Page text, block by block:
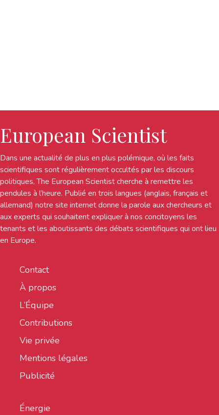
European Scientist
Dans une actualité de plus en plus polémique, où les faits
scientifiques sont régulièrement occultés par les discours
politiques, The European Scientist cherche à remettre les
pendules à l’heure. Publié en trois langues (anglais, français et
allemand) notre site internet donne la parole aux chercheurs et
aux experts qui souhaitent expliquer à nos concitoyens les
tenants et les aboutissants des débats scientifiques qui ont lieu
en Europe.
Contact
À propos
L’Équipe
Contributions
Vie privée
Mentions légales
Publicité
Énergie